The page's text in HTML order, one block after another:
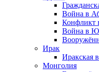
Война в
Конфликт
Война в
Ирак
Иракская
Монголия